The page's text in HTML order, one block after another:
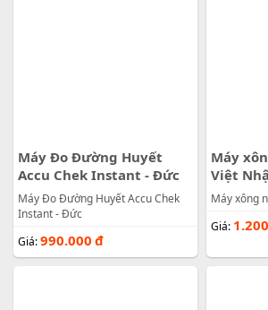
Máy Đo Đường Huyết
Accu Chek Instant - Đức
Máy Đo Đường Huyết Accu Chek
Instant - Đức
Giá:990.000 đ
Máy
Việt
Máy xông
Giá: